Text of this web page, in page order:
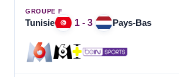
GROUPE F
Tunisie 1 - 3 Pays-Bas